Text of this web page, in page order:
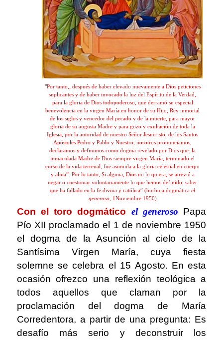
"Por tanto,, después de haber elevado nuevamente a Dios peticiones
suplicantes y de haber invocado la luz del Espíritu de la Verdad,
para la gloria de Dios todopoderoso, que derramó su especial
benevolencia en la virgen María en honor de su Hijo, Rey inmortal
de los siglos y vencedor del pecado y de la muerte, para mayor
gloria de su augusta Madre y para gozo y exultación de toda la
Iglesia, por la autoridad de nuestro Señor Jesucristo, de los Santos
Apóstoles Pedro y Pablo y Nuestro, nosotros pronunciamos,
declaramos y definimos como dogma revelado por Dios que: la
inmaculada Madre de Dios siempre virgen María, terminado el
curso de la vida terrenal, fue asumida a la gloria celestial en cuerpo
y alma”. Por lo tanto, Si alguna, Dios no lo quiera, se atrevió a
negar o cuestionar voluntariamente lo que hemos definido, saber
que ha fallado en la fe divina y católica” (burbuja dogmáticael
generoso, 1Noviembre 1950)
Con el toro dogmático el generoso Papa
Pío XII proclamado el 1 de noviembre 1950
el dogma de la Asunción al cielo de la
Santísima Virgen María, cuya fiesta
solemne se celebra el 15 Agosto. En esta
ocasión ofrezco una reflexión teológica a
todos aquellos que claman por la
proclamación del dogma de María
Corredentora, a partir de una pregunta: Es
desafío más serio y deconstruir los